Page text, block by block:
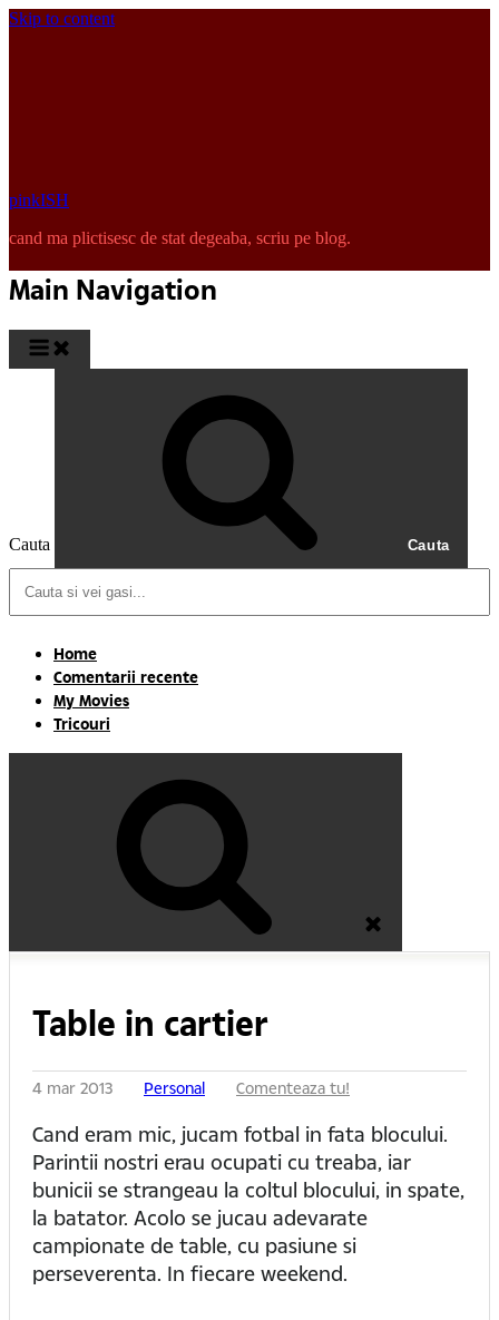
Skip to content
pinkISH
cand ma plictisesc de stat degeaba, scriu pe blog.
Main Navigation
Cauta Cauta
Home
Comentarii recente
My Movies
Tricouri
Table in cartier
4 mar 2013 Personal Comenteaza tu!
Cand eram mic, jucam fotbal in fata blocului.
Parintii nostri erau ocupati cu treaba, iar
bunicii se strangeau la coltul blocului, in spate,
la batator. Acolo se jucau adevarate
campionate de table, cu pasiune si
perseverenta. In fiecare weekend.